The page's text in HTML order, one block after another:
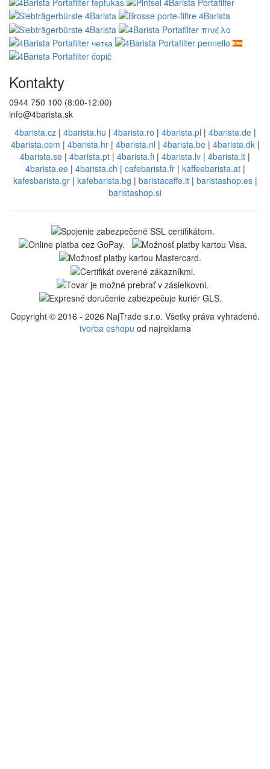
Kontakty
0944 750 100 (8:00-12:00)
info@4barista.sk
4barista.cz| 4barista.hu | 4barista.ro | 4barista.pl | 4barista.de|
4barista.com | 4barista.hr| 4barista.nl | 4barista.be| 4barista.dk|
4barista.se | 4barista.pt | 4barista.fi | 4barista.lv | 4barista.lt |
4barista.ee| 4barista.ch | cafebarista.fr| kaffeebarista.at|
kafesbarista.gr| kafebarista.bg | baristacaffe.it| baristashop.es|
baristashop.si
Copyright © 2016 - 2026 NajTrade s.r.o. Všetky práva vyhradené.
tvorba eshopu od najreklama